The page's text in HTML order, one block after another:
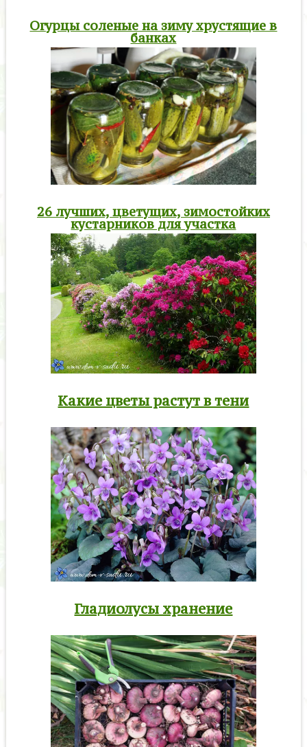
Огурцы соленые на зиму хрустящие в
банках
26 лучших, цветущих, зимостойких
кустарников для участка
Какие цветы растут в тени
Гладиолусы хранение